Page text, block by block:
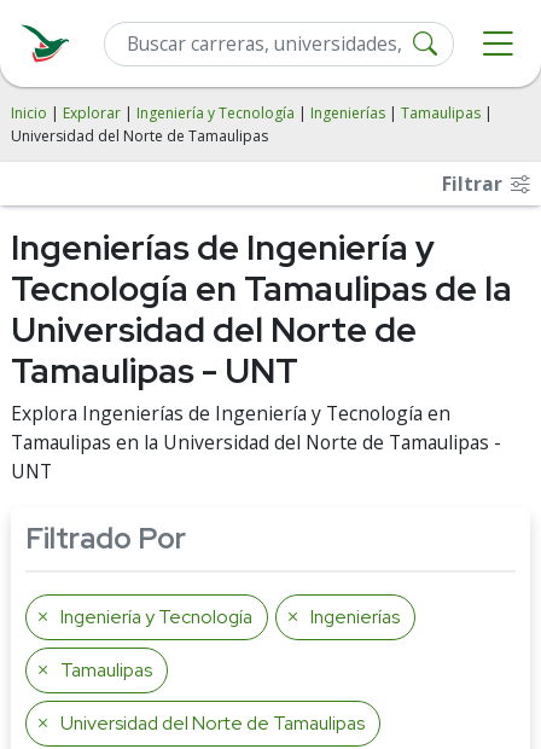
Inicio | Explorar | Ingeniería y Tecnología | Ingenierías | Tamaulipas |
Universidad del Norte de Tamaulipas
Filtrar
Ingenierías de Ingeniería y
Tecnología en Tamaulipas de la
Universidad del Norte de
Tamaulipas - UNT
Explora Ingenierías de Ingeniería y Tecnología en
Tamaulipas en la Universidad del Norte de Tamaulipas -
UNT
Filtrado Por
Ingeniería y Tecnología Ingenierías
Tamaulipas
Universidad del Norte de Tamaulipas